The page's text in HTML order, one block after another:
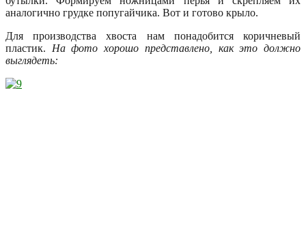
аналогично грудке попугайчика. Вот и готово крыло.
Для производства хвоста нам понадобится коричневый
пластик. На фото хорошо представлено, как это должно
выглядеть: